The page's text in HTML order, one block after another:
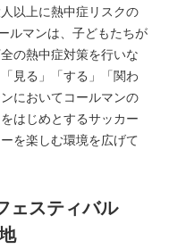
以上に熱中症リスクの
ルマンは、子どもたちが
の熱中症対策を行いな
見る」「する」「関わ
においてコールマンの
はじめとするサッカー
を楽しむ環境を広げて
ェスティバル